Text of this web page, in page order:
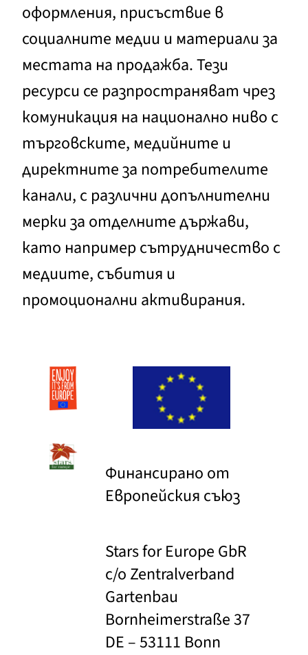
оформления, присъствие в
социалните медии и материали за
местата на продажба. Тези
ресурси се разпространяват чрез
комуникация на национално ниво с
търговските, медийните и
директните за потребителите
канали, с различни допълнителни
мерки за отделните държави,
като например сътрудничество с
медиите, събития и
промоционални активирания.
Финансирано от
Европейския съюз
Stars for Europe GbR
c/o Zentralverband
Gartenbau
Bornheimerstraße 37
DE – 53111 Bonn